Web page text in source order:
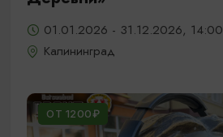
01.01.2026 - 31.12.2026, 14:00
Калининград
ОТ 1200₽